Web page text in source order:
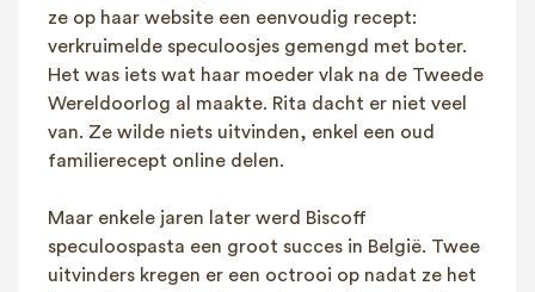
ze op haar website een eenvoudig recept:
verkruimelde speculoosjes gemengd met boter.
Het was iets wat haar moeder vlak na de Tweede
Wereldoorlog al maakte. Rita dacht er niet veel
van. Ze wilde niets uitvinden, enkel een oud
familierecept online delen.
Maar enkele jaren later werd Biscoff
speculoospasta een groot succes in België. Twee
uitvinders kregen er een octrooi op nadat ze het